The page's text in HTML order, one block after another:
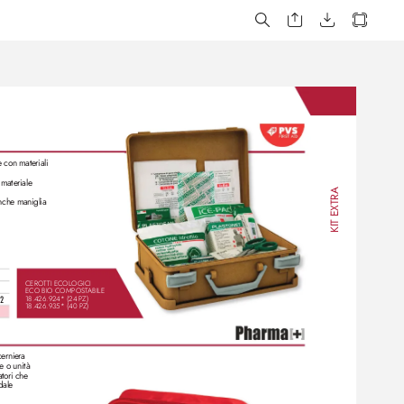
CEROTTI ECOLOGICI
ECO BIO COMPOSTABILE
18.426.924* (24 PZ)
18.426.935* (40 PZ)
o unità
che
con materiali
maniglia
KIT EX
TRA